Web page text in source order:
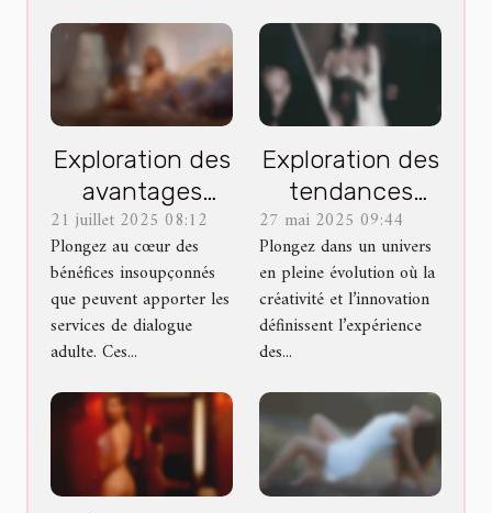
Exploration des
avantages
psychologiques
des services de
dialogue adulte
21 juillet 2025 08:12
Plongez au cœur des
bénéfices insoupçonnés
que peuvent apporter les
services de dialogue
adulte. Ces...
Exploration des
tendances
émergentes
dans les jeux
pour adultes en
ligne
27 mai 2025 09:44
Plongez dans un univers
en pleine évolution où la
créativité et l’innovation
définissent l’expérience
des...